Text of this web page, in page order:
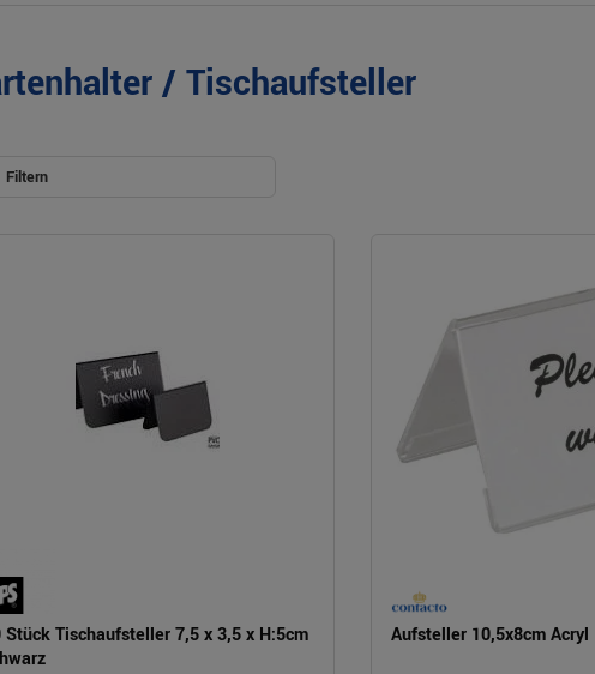
/ Tischaufsteller
Filtern
Stück Tischaufsteller 7,5 x 3,5 x H:5cm
Aufsteller 10,5x8cm Acryl